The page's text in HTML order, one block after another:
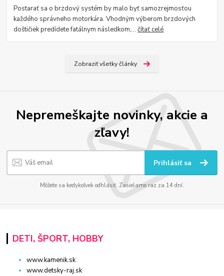
Postarať sa o brzdový systém by malo byť samozrejmosťou
každého správneho motorkára. Vhodným výberom brzdových
doštičiek predídete fatálnym následkom,...čítať celé
Zobraziť všetky články
Nepremeškajte novinky, akcie a
zľavy!
Prihlásiť sa
Môžete sa kedykoľvek odhlásiť. Zasielame raz za 14 dní.
DETI, ŠPORT, HOBBY
www.kamenik.sk
www.detsky-raj.sk